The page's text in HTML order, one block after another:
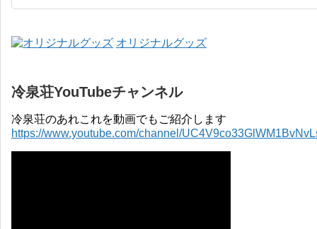
オリジナルグッズ
冷泉荘YouTubeチャンネル
冷泉荘のあれこれを動画でもご紹介します
https://www.youtube.com/channel/